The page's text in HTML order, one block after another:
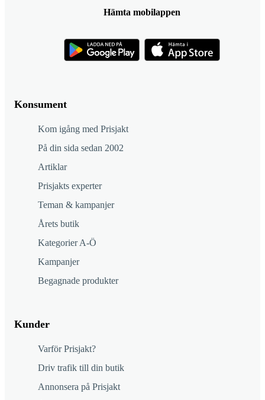
Konsument
Kom igång med Prisjakt
På din sida sedan 2002
Artiklar
Prisjakts experter
Teman & kampanjer
Årets butik
Kategorier A-Ö
Kampanjer
Begagnade produkter
Kunder
Varför Prisjakt?
Driv trafik till din butik
Annonsera på Prisjakt
Hämta mobilappen